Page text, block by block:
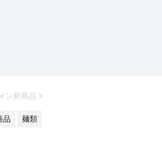
ン新商品 >
品 麺類